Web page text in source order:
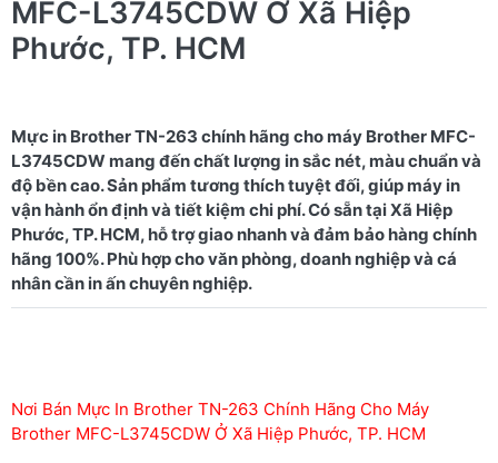
MFC-L3745CDW Ở Xã Hiệp
Phước, TP. HCM
Mực in Brother TN-263 chính hãng cho máy Brother MFC-
L3745CDW mang đến chất lượng in sắc nét, màu chuẩn và
độ bền cao. Sản phẩm tương thích tuyệt đối, giúp máy in
vận hành ổn định và tiết kiệm chi phí. Có sẵn tại Xã Hiệp
Phước, TP. HCM, hỗ trợ giao nhanh và đảm bảo hàng chính
hãng 100%. Phù hợp cho văn phòng, doanh nghiệp và cá
Nơi Bán Mực In Brother TN-263 Chính Hãng Cho Máy
Brother MFC-L3745CDW Ở Xã Hiệp Phước, TP. HCM